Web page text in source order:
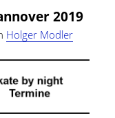
Ausdrucken2019
Holger Modler